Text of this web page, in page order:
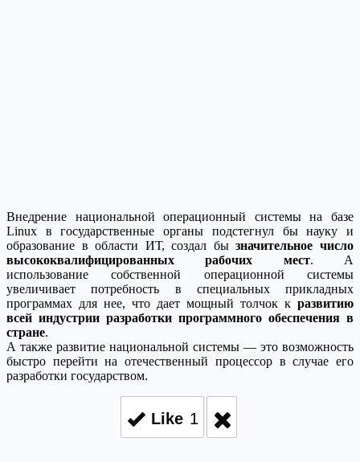
Внедрение национальной операционный системы на базе
Linux в государственные органы подстегнул бы науку и
образование в области ИТ, создал бызначительное число
высококвалифицированных рабочих мест. А
использование собственной операционной системы
увеличивает потребность в специальных прикладных
программах для нее, что дает мощный толчок к развитию
всей индустрии разработки программного обеспечения в
стране.
А также развитие национальной системы — это возможность
быстро перейти на отечественный процессор в случае его
разработки государством.
Like 1